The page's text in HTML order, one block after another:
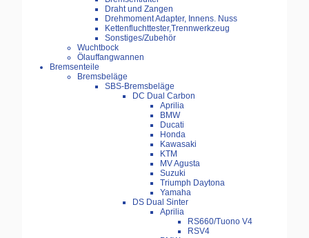
Draht und Zangen
Drehmoment Adapter, Innens. Nuss
Kettenfluchttester,Trennwerkzeug
Sonstiges/Zubehör
Wuchtbock
Ölauffangwannen
Bremsenteile
Bremsbeläge
SBS-Bremsbeläge
DC Dual Carbon
Aprilia
BMW
Ducati
Honda
Kawasaki
KTM
MV Agusta
Suzuki
Triumph Daytona
Yamaha
DS Dual Sinter
Aprilia
RS660/Tuono V4
RSV4